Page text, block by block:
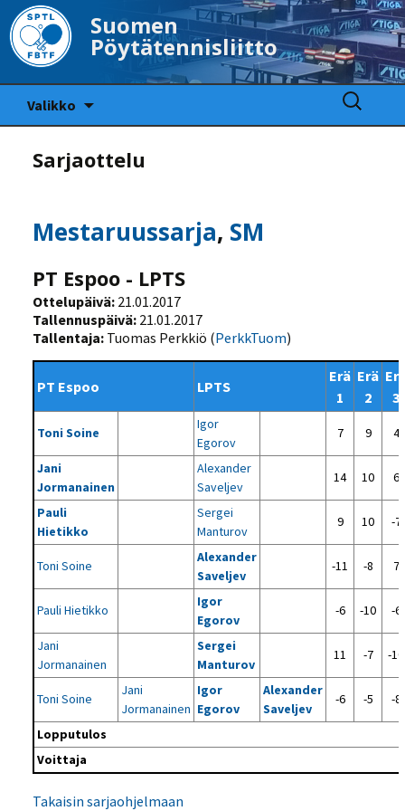
Suomen
Pöytätennisliitto
Valikko
Haku:
Sarjaottelu
Mestaruussarja, SM
PT Espoo - LPTS
Ottelupäivä: 21.01.2017
Tallennuspäivä: 21.01.2017
Tallentaja: Tuomas Perkkiö (PerkkTuom)
PT Espoo LPTS
Erä
1
Erä
2
3
Toni Soine
Igor
Egorov
7 9 4
Jani
Jormanainen
Alexander
Saveljev
14 10 6
Pauli
Hietikko
Sergei
Manturov
9 10 -7
Toni Soine
Alexander
Saveljev
-11 -8 7
Pauli Hietikko
Igor
Egorov
-6 -10 -6
Jani
Jormanainen
Sergei
Manturov
11 -7 -10
Toni Soine
Jani
Jormanainen
Igor
Egorov
Alexander
Saveljev
-6 -5 -8
Lopputulos
Voittaja
Takaisin sarjaohjelmaan